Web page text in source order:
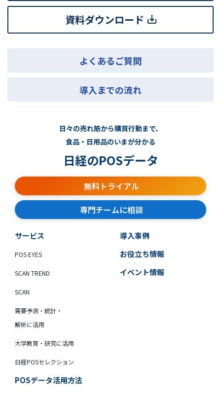
資料ダウンロード
よくあるご質問
導入までの流れ
日々の売れ筋から購買行動まで、
食品・日用品のいまが分かる
日経のPOSデータ
無料トライアル
専門チームに相談
サービス
POS EYES
SCAN TREND
SCAN
需要予測・統計・
解析に活用
大学教育・研究に活用
日経POSセレクション
POSデータ活用方法
導入事例
お役立ち情報
イベント情報